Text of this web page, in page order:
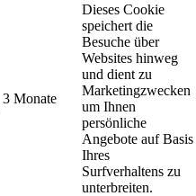
3 Monate
Dieses Cookie
speichert die
Besuche über
Websites hinweg
und dient zu
Marketingzwecken
um Ihnen
persönliche
Angebote auf Basis
Ihres
Surfverhaltens zu
unterbreiten.